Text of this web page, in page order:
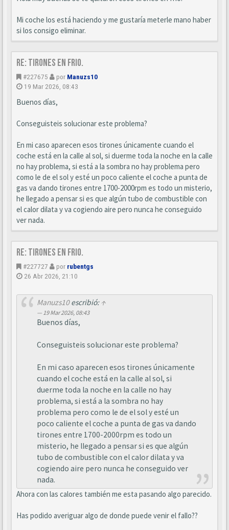
Mi coche los está haciendo y me gustaría meterle mano haber
si los consigo eliminar.
Re: Tirones en frio.
#227675 por Manuzs10
19 Mar 2026, 08:43
Buenos días,
Conseguisteis solucionar este problema?
En mi caso aparecen esos tirones únicamente cuando el
coche está en la calle al sol, si duerme toda la noche en la calle
no hay problema, si está a la sombra no hay problema pero
como le de el sol y esté un poco caliente el coche a punta de
gas va dando tirones entre 1700-2000rpm es todo un misterio,
he llegado a pensar si es que algún tubo de combustible con
el calor dilata y va cogiendo aire pero nunca he conseguido
ver nada.
Re: Tirones en frio.
#227727 por rubentgs
26 Abr 2026, 21:10
Manuzs10escribió: ↑
19 Mar 2026, 08:43
Buenos días,
Conseguisteis solucionar este problema?
En mi caso aparecen esos tirones únicamente
cuando el coche está en la calle al sol, si
duerme toda la noche en la calle no hay
problema, si está a la sombra no hay
problema pero como le de el sol y esté un
poco caliente el coche a punta de gas va dando
tirones entre 1700-2000rpm es todo un
misterio, he llegado a pensar si es que algún
tubo de combustible con el calor dilata y va
cogiendo aire pero nunca he conseguido ver
nada.
Ahora con las calores también me esta pasando algo parecido.
Has podido averiguar algo de donde puede venir el fallo??